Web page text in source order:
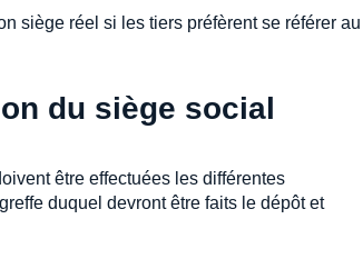
siège réel si les tiers préfèrent se référer au
du siège social
être effectuées les différentes
duquel devront être faits le dépôt et